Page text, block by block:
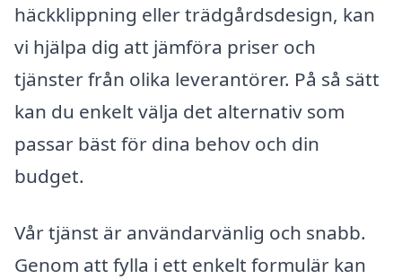
häckklippning eller trädgårdsdesign, kan
vi hjälpa dig att jämföra priser och
tjänster från olika leverantörer. På så sätt
kan du enkelt välja det alternativ som
passar bäst för dina behov och din
budget.
Vår tjänst är användarvänlig och snabb.
Genom att fylla i ett enkelt formulär kan